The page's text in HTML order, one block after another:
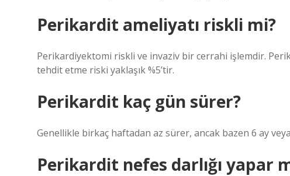
Perikardit ameliyatı riskli mi?
Perikardiyektomi riskli ve invaziv bir cerrahi işlemdir.
tehdit etme riski yaklaşık %5’tir.
Perikardit kaç gün sürer?
Genellikle birkaç haftadan az sürer, ancak bazen 6 ay
Perikardit nefes darlığı yapar